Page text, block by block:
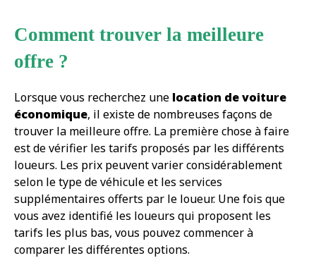
Comment trouver la meilleure
offre ?
Lorsque vous recherchez une location de voiture
économique, il existe de nombreuses façons de
trouver la meilleure offre. La première chose à faire
est de vérifier les tarifs proposés par les différents
loueurs. Les prix peuvent varier considérablement
selon le type de véhicule et les services
supplémentaires offerts par le loueur. Une fois que
vous avez identifié les loueurs qui proposent les
tarifs les plus bas, vous pouvez commencer à
comparer les différentes options.